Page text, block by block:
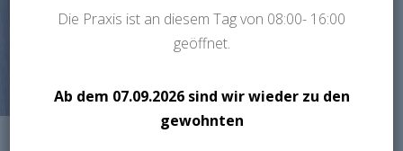
Nacht.
Die Praxis ist an diesem Tag von 08:00- 16:00
geöffnet.
Ab dem 07.09.2026 sind wir wieder zu den
gewohnten